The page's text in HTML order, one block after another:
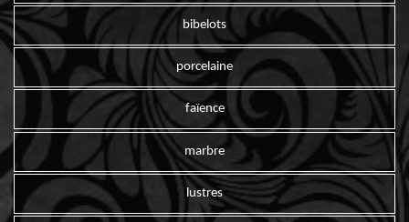
bibelots
porcelaine
faïence
marbre
lustres